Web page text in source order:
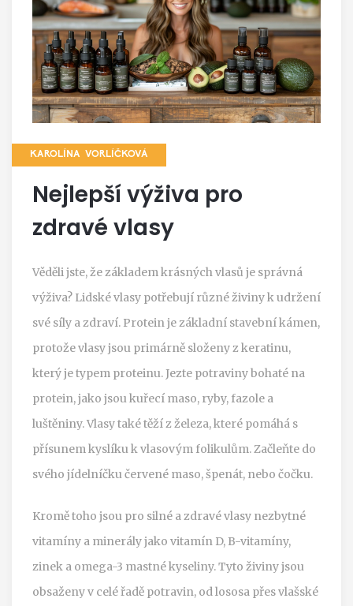
KAROLÍNA VORLÍČKOVÁ
Nejlepší výživa pro
zdravé vlasy
Věděli jste, že základem krásných vlasů je správná
výživa? Lidské vlasy potřebují různé živiny k udržení
své síly a zdraví. Protein je základní stavební kámen,
protože vlasy jsou primárně složeny z keratinu,
který je typem proteinu. Jezte potraviny bohaté na
protein, jako jsou kuřecí maso, ryby, fazole a
luštěniny. Vlasy také těží z železa, které pomáhá s
přísunem kyslíku k vlasovým folikulům. Začleňte do
svého jídelníčku červené maso, špenát, nebo čočku.
Kromě toho jsou pro silné a zdravé vlasy nezbytné
vitamíny a minerály jako vitamín D, B-vitamíny,
zinek a omega-3 mastné kyseliny. Tyto živiny jsou
obsaženy v celé řadě potravin, od lososa přes vlašské